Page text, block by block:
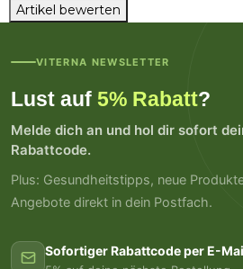
Artikel bewerten
VITERNA NEWSLETTER
Lust auf 5% Rabatt?
Melde dich an und hol dir sofort
Rabattcode.
Plus: Gesundheitstipps, neue
Angebote direkt in dein Postfach.
Sofortiger Rabattcode per E-